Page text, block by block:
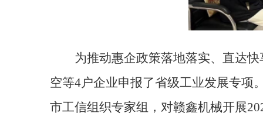
为推动惠企政策落地落实、直达快
空等4户企业申报了省级工业发展专项
市工信组织专家组，对赣鑫机械开展